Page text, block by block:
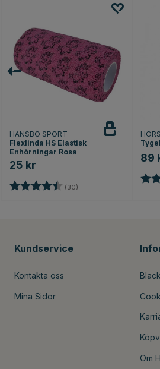
HANSBO SPORT
Flexlinda HS Elastisk
Enhörningar Rosa
25 kr
Betyg: (30)
89
Kundservice
Kontakta oss
Mina Sidor
Om